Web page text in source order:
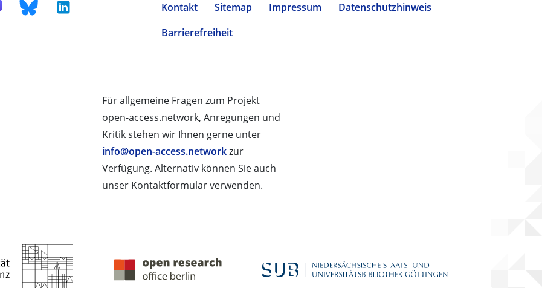
Kontakt Sitemap Impressum
Datenschutzhinweis
Barrierefreiheit
Für allgemeine Fragen zum Projekt
open-access.network, Anregungen und
Kritik stehen wir Ihnen gerne unter
info@open-access.networkzur
Verfügung. Alternativ können Sie auch
unser Kontaktformular verwenden.